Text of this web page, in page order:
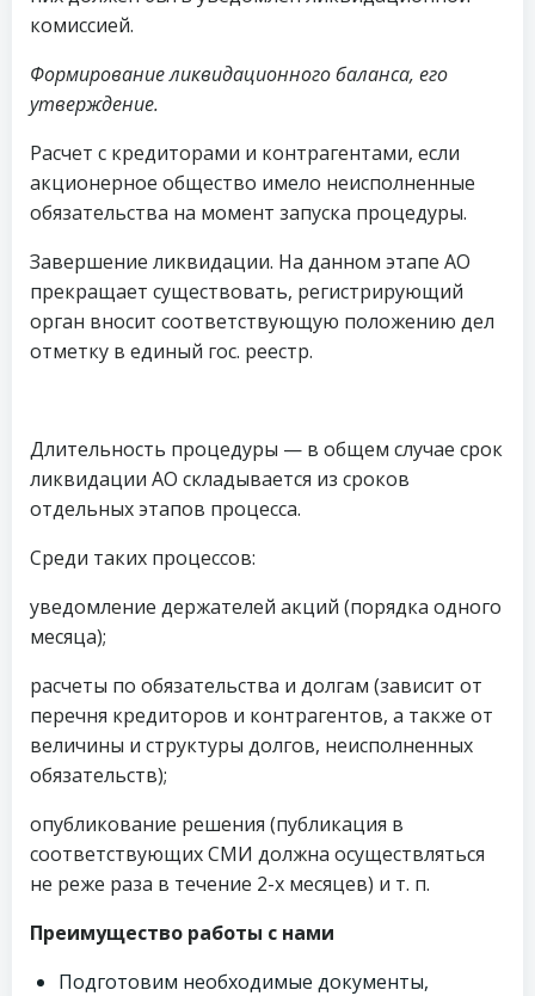
комиссией.
Формирование ликвидационного баланса, его
утверждение.
Расчет с кредиторами и контрагентами, если
акционерное общество имело неисполненные
обязательства на момент запуска процедуры.
Завершение ликвидации. На данном этапе АО
прекращает существовать, регистрирующий
орган вносит соответствующую положению дел
отметку в единый гос. реестр.
Длительность процедуры — в общем случае срок
ликвидации АО складывается из сроков
отдельных этапов процесса.
Среди таких процессов:
уведомление держателей акций (порядка одного
месяца);
расчеты по обязательства и долгам (зависит от
перечня кредиторов и контрагентов, а также от
величины и структуры долгов, неисполненных
обязательств);
опубликование решения (публикация в
соответствующих СМИ должна осуществляться
не реже раза в течение 2-х месяцев) и т. п.
Преимущество работы с нами
Подготовим необходимые документы,